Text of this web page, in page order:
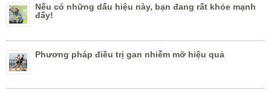
Nếu có những dấu hiệu này, bạn đang rất khỏe mạnh
đấy!
Phương pháp điều trị gan nhiễm mỡ hiệu quả